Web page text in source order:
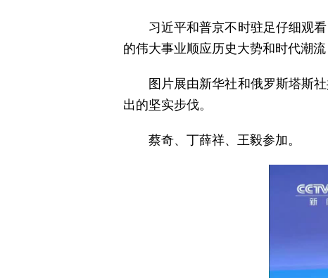
习近平和普京不时驻足仔细观
的伟大事业顺应历史大势和时代潮
图片展由新华社和俄罗斯塔斯
出的坚实步伐。
蔡奇、丁薛祥、王毅参加。